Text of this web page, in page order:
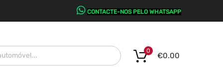
CONTACTE-NOS PELO WHATSAPP
€0.00
0